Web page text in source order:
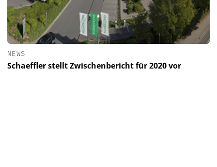
NEWS
Schaeffler stellt Zwischenbericht für 2020 vor